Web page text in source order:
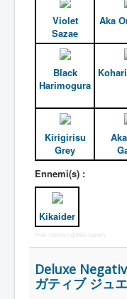
G
I
L
M
N
Q
Violet
Sazae
Aka
Black
Harimogura
Kirigirisu
Grey
Ennemi(s) :
Kikaider
Free Joomla Lightbox Gallery
Deluxe
ガティブ ジュ